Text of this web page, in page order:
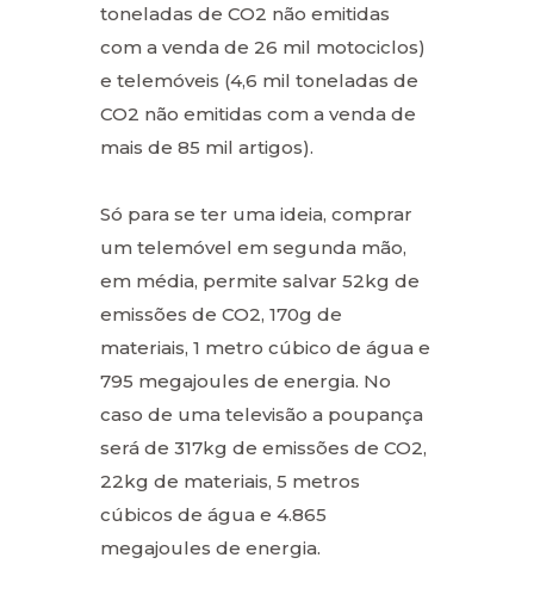
toneladas de CO2 não emitidas
com a venda de 26 mil motociclos)
e telemóveis (4,6 mil toneladas de
CO2 não emitidas com a venda de
mais de 85 mil artigos).
Só para se ter uma ideia, comprar
um telemóvel em segunda mão,
em média, permite salvar 52kg de
emissões de CO2, 170g de
materiais, 1 metro cúbico de água e
795 megajoules de energia. No
caso de uma televisão a poupança
será de 317kg de emissões de CO2,
22kg de materiais, 5 metros
cúbicos de água e 4.865
megajoules de energia.